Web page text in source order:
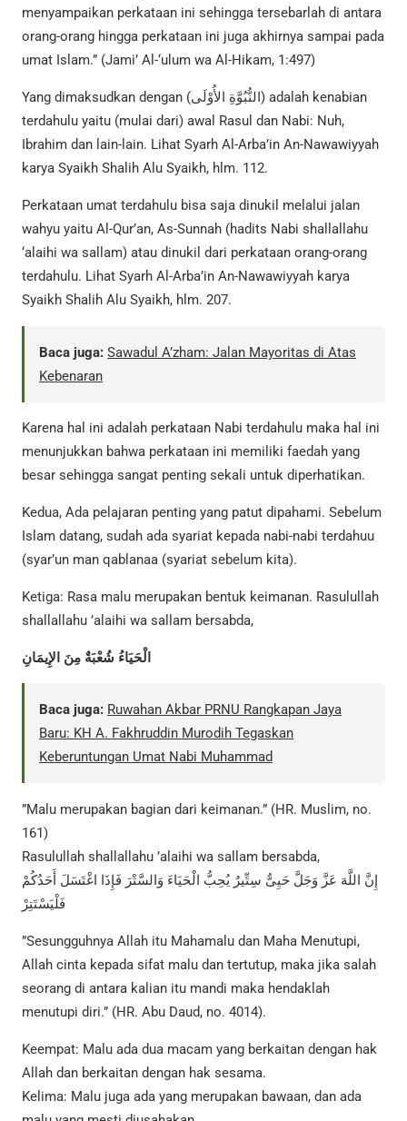
menyampaikan perkataan ini sehingga tersebarlah di antara
orang-orang hingga perkataan ini juga akhirnya sampai pada
umat Islam.” (Jami’ Al-‘ulum wa Al-Hikam, 1:497)
Yang dimaksudkan dengan (النُّبُوَّةِ الأُوْلَى) adalah kenabian
terdahulu yaitu (mulai dari) awal Rasul dan Nabi: Nuh,
Ibrahim dan lain-lain. Lihat Syarh Al-Arba’in An-Nawawiyyah
karya Syaikh Shalih Alu Syaikh, hlm. 112.
Perkataan umat terdahulu bisa saja dinukil melalui jalan
wahyu yaitu Al-Qur’an, As-Sunnah (hadits Nabi shallallahu
‘alaihi wa sallam) atau dinukil dari perkataan orang-orang
terdahulu. Lihat Syarh Al-Arba’in An-Nawawiyyah karya
Syaikh Shalih Alu Syaikh, hlm. 207.
Baca juga: Sawadul A’zham: Jalan Mayoritas di Atas
Kebenaran
Karena hal ini adalah perkataan Nabi terdahulu maka hal ini
menunjukkan bahwa perkataan ini memiliki faedah yang
besar sehingga sangat penting sekali untuk diperhatikan.
Kedua, Ada pelajaran penting yang patut dipahami. Sebelum
Islam datang, sudah ada syariat kepada nabi-nabi terdahuu
(syar’un man qablanaa (syariat sebelum kita).
Ketiga: Rasa malu merupakan bentuk keimanan. Rasulullah
shallallahu ’alaihi wa sallam bersabda,
الْحَيَاءُ شُعْبَةٌ مِنَ الإِيمَانِ
Baca juga: Ruwahan Akbar PRNU Rangkapan Jaya
Baru: KH A. Fakhruddin Murodih Tegaskan
Keberuntungan Umat Nabi Muhammad
”Malu merupakan bagian dari keimanan.” (HR. Muslim, no.
161)
Rasulullah shallallahu ’alaihi wa sallam bersabda,
إِنَّ اللَّهَ عَزَّ وَجَلَّ حَيِىٌّ سِتِّيرٌ يُحِبُّ الْحَيَاءَ وَالسَّتْرَ فَإِذَا اغْتَسَلَ أَحَدُكُمْ
فَلْيَسْتَتِرْ
”Sesungguhnya Allah itu Mahamalu dan Maha Menutupi,
Allah cinta kepada sifat malu dan tertutup, maka jika salah
seorang di antara kalian itu mandi maka hendaklah
menutupi diri.” (HR. Abu Daud, no. 4014).
Keempat: Malu ada dua macam yang berkaitan dengan hak
Allah dan berkaitan dengan hak sesama.
Kelima: Malu juga ada yang merupakan bawaan, dan ada